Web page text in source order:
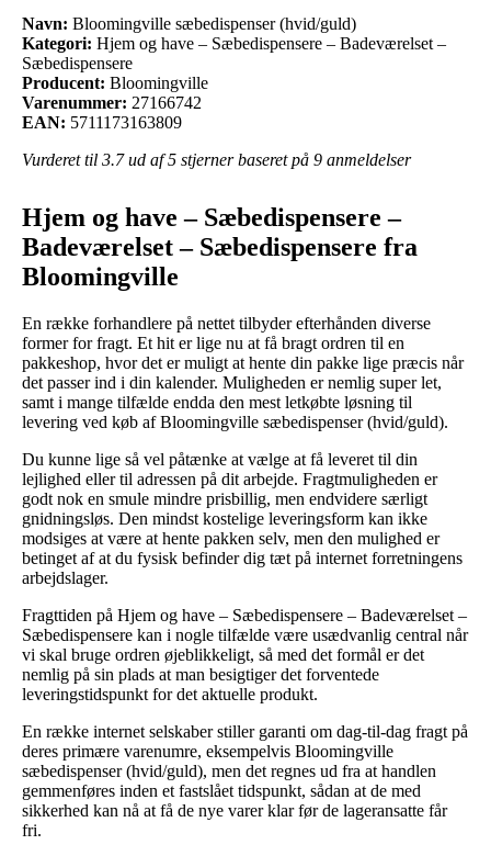
Navn: Bloomingville sæbedispenser (hvid/guld)
Kategori: Hjem og have – Sæbedispensere – Badeværelset –
Sæbedispensere
Producent: Bloomingville
Varenummer: 27166742
EAN: 5711173163809
Vurderet til 3.7ud af 5 stjerner baseret på 9 anmeldelser
Hjem og have – Sæbedispensere –
Badeværelset – Sæbedispensere fra
Bloomingville
En række forhandlere på nettet tilbyder efterhånden diverse
former for fragt. Et hit er lige nu at få bragt ordren til en
pakkeshop, hvor det er muligt at hente din pakke lige præcis når
det passer ind i din kalender. Muligheden er nemlig super let,
samt i mange tilfælde endda den mest letkøbte løsning til
levering ved køb af Bloomingville sæbedispenser (hvid/guld).
Du kunne lige så vel påtænke at vælge at få leveret til din
lejlighed eller til adressen på dit arbejde. Fragtmuligheden er
godt nok en smule mindre prisbillig, men endvidere særligt
gnidningsløs. Den mindst kostelige leveringsform kan ikke
modsiges at være at hente pakken selv, men den mulighed er
betinget af at du fysisk befinder dig tæt på internet forretningens
arbejdslager.
Fragttiden på Hjem og have – Sæbedispensere – Badeværelset –
Sæbedispensere kan i nogle tilfælde være usædvanlig central når
vi skal bruge ordren øjeblikkeligt, så med det formål er det
nemlig på sin plads at man besigtiger det forventede
leveringstidspunkt for det aktuelle produkt.
En række internet selskaber stiller garanti om dag-til-dag fragt på
deres primære varenumre, eksempelvis Bloomingville
sæbedispenser (hvid/guld), men det regnes ud fra at handlen
gemmenføres inden et fastslået tidspunkt, sådan at de med
sikkerhed kan nå at få de nye varer klar før de lageransatte får
fri.